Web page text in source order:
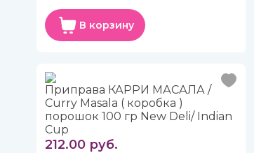
В корзину
Приправа КАРРИ МАСАЛА /
Curry Masala ( коробка )
порошок 100 гр New Deli/ Indian
Cup
212.00 руб.